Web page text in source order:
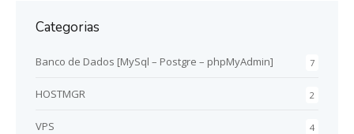
Categorias
7
Banco de Dados [MySql – Postgre – phpMyAdmin]
2
HOSTMGR
4
VPS